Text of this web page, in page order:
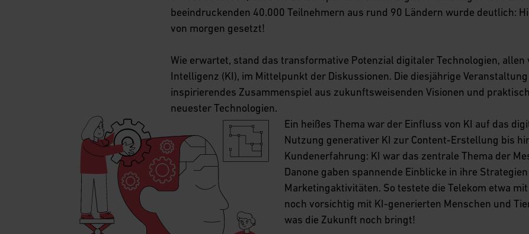
beeindruckenden 40.000 Teilnehmern aus rund 90 Ländern wurde deutlich:
von morgen gesetzt!
Wie erwartet, stand das transformative Potenzial digitaler Technologien,
Intelligenz (KI), im Mittelpunkt der Diskussionen. Die diesjährige
inspirierendes Zusammenspiel aus zukunftsweisenden Visionen und
neuester Technologien.
Ein heißes Thema war der Einfluss von KI auf das
Nutzung generativer KI zur Content-Erstellung bis
Kundenerfahrung: KI war das zentrale Thema der
Danone gaben spannende Einblicke in ihre
Marketingaktivitäten. So testete die Telekom etwa
noch vorsichtig mit KI-generierten Menschen und
was die Zukunft noch bringt!